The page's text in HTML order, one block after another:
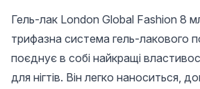
Гель-лак London Global Fashion 8
трифазна система гель-лакового
поєднує в собі найкращі
для нігтів. Він легко наноситься,